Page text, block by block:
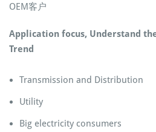
OEM客户
Application focus, Understand
Trend
Transmission and Distribution
Utility
Big electricity consumers